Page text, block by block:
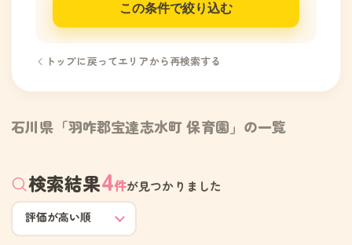
この条件で絞り込む
トップに戻ってエリアから再検索する
石川県「羽咋郡宝達志水町 保育園」の一覧
検索結果4件が見つかりました